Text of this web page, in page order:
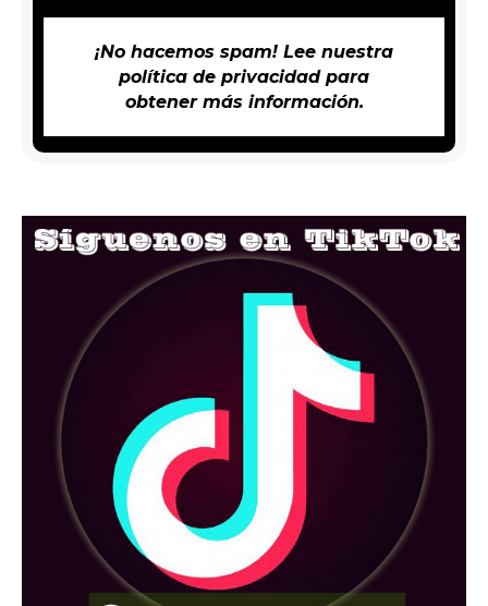
¡No hacemos spam! Lee nuestra
política de privacidadpara
obtener más información.